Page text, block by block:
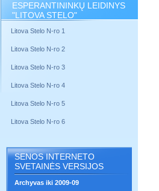
ESPERANTININKŲ LEIDINYS
"LITOVA STELO"
Litova Stelo N-ro 1
Litova Stelo N-ro 2
Litova Stelo N-ro 3
Litova Stelo N-ro 4
Litova Stelo N-ro 5
Litova Stelo N-ro 6
SENOS INTERNETO
SVETAINĖS VERSIJOS
Archyvas iki 2009-09